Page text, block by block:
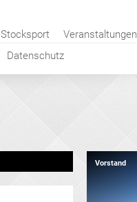
Datenschutz
Stocksport Veranstaltungen
Vorstand